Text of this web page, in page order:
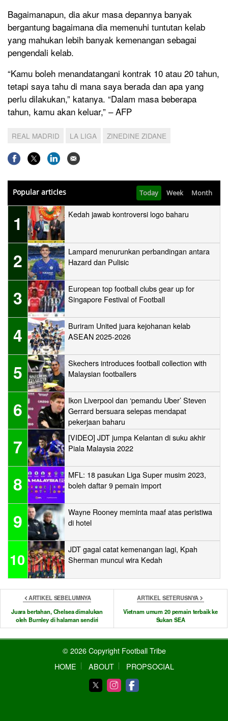
Bagaimanapun, dia akur masa depannya banyak
bergantung bagaimana dia memenuhi tuntutan kelab
yang mahukan lebih banyak kemenangan sebagai
pengendali kelab.
“Kamu boleh menandatangani kontrak 10 atau 20 tahun,
tetapi saya tahu di mana saya berada dan apa yang
perlu dilakukan,” katanya. “Dalam masa beberapa
tahun, kamu akan keluar,” – AFP
REAL MADRID LA LIGA ZINEDINE ZIDANE
Popular articles Today Week Month
1 Kedah jawab kontroversi logo baharu
2
Lampard menurunkan perbandingan antara
Hazard dan Pulisic
3
European top football clubs gear up for
Singapore Festival of Football
4
Buriram United juara kejohanan kelab
ASEAN 2025-2026
5
Skechers introduces football collection with
Malaysian footballers
6
Ikon Liverpool dan ‘pemandu Uber’ Steven
Gerrard bersuara selepas mendapat
pekerjaan baharu
7
[VIDEO] JDT jumpa Kelantan di suku akhir
Piala Malaysia 2022
8
MFL: 18 pasukan Liga Super musim 2023,
boleh daftar 9 pemain import
9
Wayne Rooney meminta maaf atas peristiwa
di hotel
10
JDT gagal catat kemenangan lagi, Kpah
Sherman muncul wira Kedah
ARTIKEL SEBELUMNYA
Juara bertahan, Chelsea dimalukan
oleh Burnley di halaman sendiri
ARTIKEL SETERUSNYA
Vietnam umum 20 pemain terbaik ke
Sukan SEA
© 2026 Copyright Football Tribe
HOME
ABOUT PROPSOCIAL